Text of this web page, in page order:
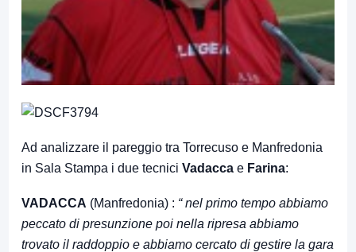
Ad analizzare il pareggio tra Torrecuso e Manfredonia
in Sala Stampa i due tecnici Vadacca e Farina:
VADACCA (Manfredonia) : “ nel primo tempo abbiamo
peccato di presunzione poi nella ripresa abbiamo
trovato il raddoppio e abbiamo cercato di gestire la gara